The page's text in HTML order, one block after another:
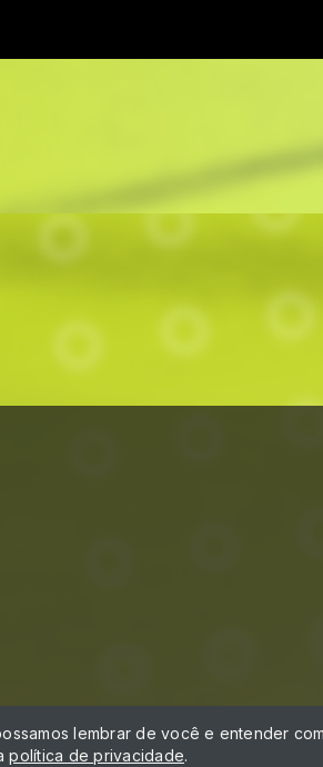
lembrar de você e entender
política de privacidade.